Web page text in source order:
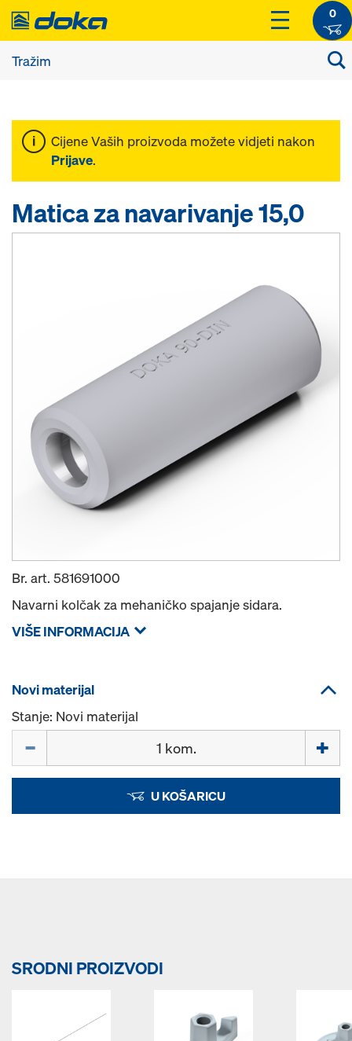
0
Cijene Vaših proizvoda možete vidjeti nakon
Prijave.
Matica za navarivanje 15,0
Br. art. 581691000
Navarni kolčak za mehaničko spajanje sidara.
VIŠE INFORMACIJA
Novi materijal
Stanje: Novi materijal
U KOŠARICU
SRODNI PROIZVODI